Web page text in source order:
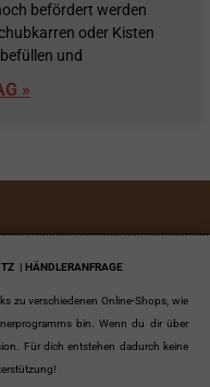
befördert werden
oder Kisten
und
»
| HÄNDLERANFRAGE
zu verschiedenen Online-Shops, wie
bin. Wenn du dir über
Für dich entstehen dadurch keine